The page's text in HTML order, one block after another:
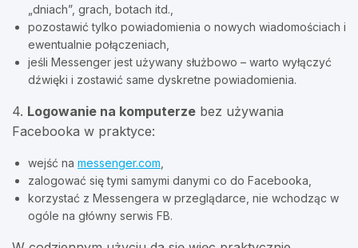
„dniach”, grach, botach itd.,
pozostawić tylko powiadomienia o nowych wiadomościach i
ewentualnie połączeniach,
jeśli Messenger jest używany służbowo – warto wyłączyć
dźwięki i zostawić same dyskretne powiadomienia.
4. Logowanie na komputerze bez używania
Facebooka w praktyce:
wejść na messenger.com
zalogować się tymi samymi danymi co do Facebooka,
korzystać z Messengera w przeglądarce, nie wchodząc w
ogóle na główny serwis FB.